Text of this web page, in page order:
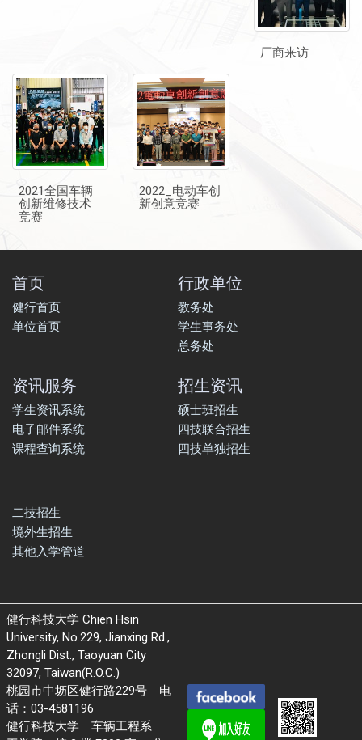
厂商来访
2021全国车辆
创新维修技术
竞赛
2022_电动车创
新创意竞赛
首页
健行首页
单位首页
行政单位
教务处
学生事务处
总务处
资讯服务
学生资讯系统
电子邮件系统
课程查询系统
招生资讯
硕士班招生
四技联合招生
四技单独招生
二技招生
境外生招生
其他入学管道
健行科技大学 Chien Hsin
University, No.229, Jianxing Rd.,
Zhongli Dist., Taoyuan City
32097, Taiwan(R.O.C.)
桃园市中坜区健行路229号 电
话：03-4581196
健行科技大学 车辆工程系